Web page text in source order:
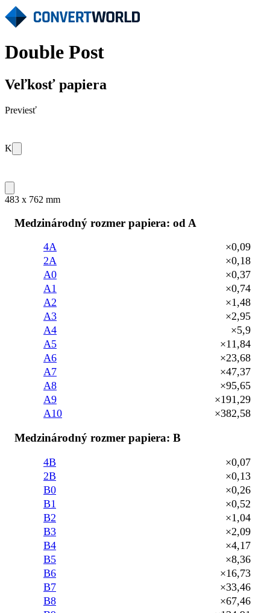
Double Post
Veľkosť papiera
Previesť
K
483 x 762 mm
Medzinárodný rozmer papiera: od A
4A
×0,09
2A
×0,18
A0
×0,37
A1
×0,74
A2
×1,48
A3
×2,95
A4
×5,9
A5
×11,84
A6
×23,68
A7
×47,37
A8
×95,65
A9
×191,29
A10
×382,58
Medzinárodný rozmer papiera: B
4B
×0,07
2B
×0,13
B0
×0,26
B1
×0,52
B2
×1,04
B3
×2,09
B4
×4,17
B5
×8,36
B6
×16,73
B7
×33,46
B8
×67,46